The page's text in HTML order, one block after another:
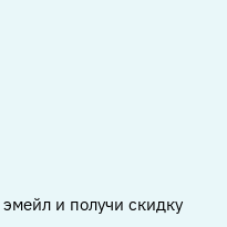
и получи скидку